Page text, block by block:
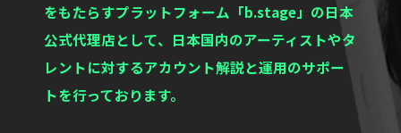
をもたらすプラットフォーム「b.stage」の日本
公式代理店として、日本国内のアーティストやタ
レントに対するアカウント解説と運用のサポー
トを行っております。